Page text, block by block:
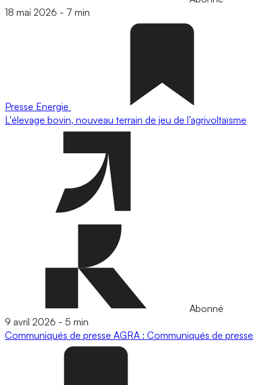
18 mai 2026 - 7 min
Presse Energie
L'élevage bovin, nouveau terrain de jeu de l’agrivoltaïsme
Abonné
9 avril 2026 - 5 min
Communiqués de presse AGRA : Communiqués de presse